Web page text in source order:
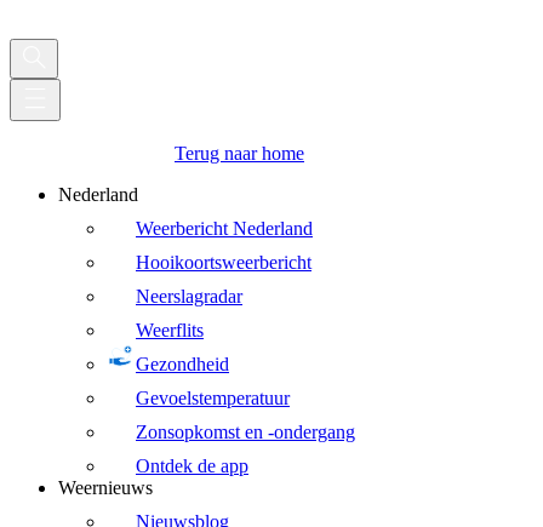
Terug naar home
Nederland
Weerbericht Nederland
Hooikoortsweerbericht
Neerslagradar
Weerflits
Gezondheid
Gevoelstemperatuur
Zonsopkomst en -ondergang
Ontdek de app
Weernieuws
Nieuwsblog